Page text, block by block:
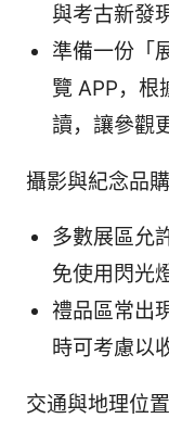
與考古新發
準備一份「
覽 APP，根
讀，讓參觀
攝影與紀念品
多數展區允
免使用閃光
禮品區常出
時可考慮以
交通與地理位置